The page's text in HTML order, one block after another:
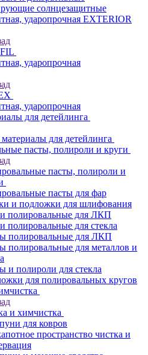
солнцезащитные
ударопрочная EXTERIOR
ударопрочная
ударопрочная
для детейлинга
для детейлинга
пасты, полироли и круги
пасты, полироли и
пасты для фар
и подложки для шлифования
полировальные для ЛКП
полировальные для стекла
полировальные для ЛКП
полировальные для металлов и
и полироли для стекла
для полировальных кругов
и химчистка
для ковров
пространство чистка и